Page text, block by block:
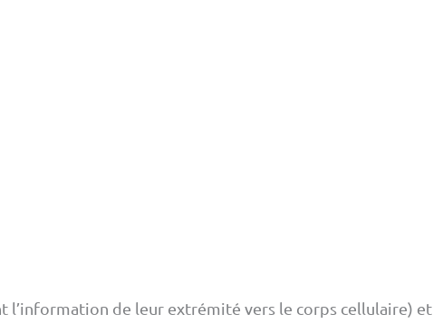
l’information de leur extrémité vers le corps cellulaire) et